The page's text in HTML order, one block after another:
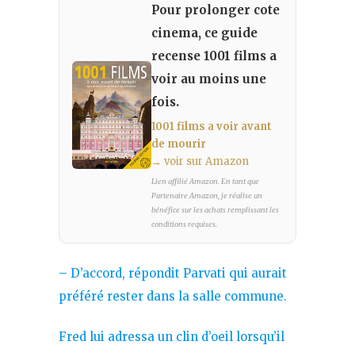
Pour prolonger cote
cinema, ce guide
recense 1001 films a
voir au moins une
fois.
1001 films a voir avant
de mourir
→ voir sur Amazon
Lien affilié Amazon. En tant que
Partenaire Amazon, je réalise un
bénéfice sur les achats remplissant les
conditions requises.
– D’accord, répondit Parvati qui aurait
préféré rester dans la salle commune.
Fred lui adressa un clin d’oeil lorsqu’il